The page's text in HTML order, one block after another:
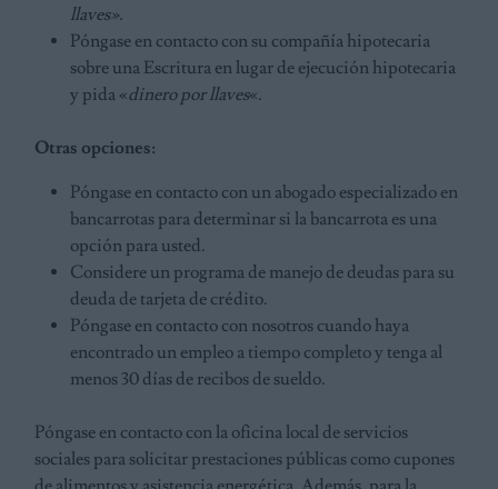
llaves».
Póngase en contacto con su compañía hipotecaria
sobre una Escritura en lugar de ejecución hipotecaria
y pida «dinero por llaves«.
Otras opciones:
Póngase en contacto con un abogado especializado en
bancarrotas para determinar si la bancarrota es una
opción para usted.
Considere un programa de manejo de deudas para su
deuda de tarjeta de crédito.
Póngase en contacto con nosotros cuando haya
encontrado un empleo a tiempo completo y tenga al
menos 30 días de recibos de sueldo.
Póngase en contacto con la oficina local de servicios
sociales para solicitar prestaciones públicas como cupones